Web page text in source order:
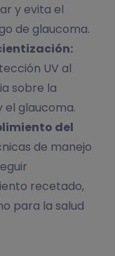
y evita el
de glaucoma.
UV al
sobre la
el glaucoma.
del
de manejo
recetado,
para la salud